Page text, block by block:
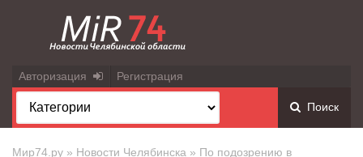
Авторизация Регистрация
Поиск
Мир74.ру » Новости Челябинска » По подозрению в